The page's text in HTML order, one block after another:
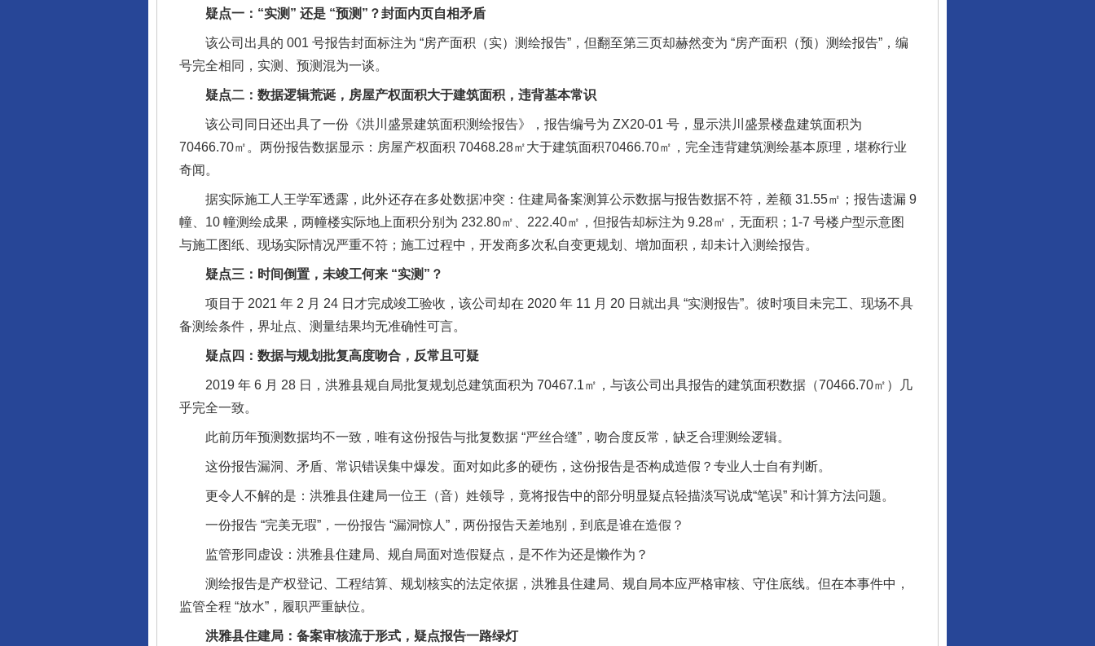
疑点一：“实测” 还是 “预测”？封面内页自相矛盾
该公司出具的 001 号报告封面标注为 “房产面积（实）测绘报告”，但翻至第三页却赫然变为 “房产面积（预）测绘报告”，编
号完全相同，实测、预测混为一谈。
疑点二：数据逻辑荒诞，房屋产权面积大于建筑面积，违背基本常识
该公司同日还出具了一份《洪川盛景建筑面积测绘报告》，报告编号为 ZX20-01 号，显示洪川盛景楼盘建筑面积为
70466.70㎡。两份报告数据显示：房屋产权面积 70468.28㎡大于建筑面积70466.70㎡，完全违背建筑测绘基本原理，堪称行业
奇闻。
据实际施工人王学军透露，此外还存在多处数据冲突：住建局备案测算公示数据与报告数据不符，差额 31.55㎡；报告遗漏 9
幢、10 幢测绘成果，两幢楼实际地上面积分别为 232.80㎡、222.40㎡，但报告却标注为 9.28㎡，无面积；1-7 号楼户型示意图
与施工图纸、现场实际情况严重不符；施工过程中，开发商多次私自变更规划、增加面积，却未计入测绘报告。
疑点三：时间倒置，未竣工何来 “实测”？
项目于 2021 年 2 月 24 日才完成竣工验收，该公司却在 2020 年 11 月 20 日就出具 “实测报告”。彼时项目未完工、现场不具
备测绘条件，界址点、测量结果均无准确性可言。
疑点四：数据与规划批复高度吻合，反常且可疑
2019 年 6 月 28 日，洪雅县规自局批复规划总建筑面积为 70467.1㎡，与该公司出具报告的建筑面积数据（70466.70㎡）几
乎完全一致。
此前历年预测数据均不一致，唯有这份报告与批复数据 “严丝合缝”，吻合度反常，缺乏合理测绘逻辑。
这份报告漏洞、矛盾、常识错误集中爆发。面对如此多的硬伤，这份报告是否构成造假？专业人士自有判断。
更令人不解的是：洪雅县住建局一位王（音）姓领导，竟将报告中的部分明显疑点轻描淡写说成“笔误” 和计算方法问题。
一份报告 “完美无瑕”，一份报告 “漏洞惊人”，两份报告天差地别，到底是谁在造假？
监管形同虚设：洪雅县住建局、规自局面对造假疑点，是不作为还是懒作为？
测绘报告是产权登记、工程结算、规划核实的法定依据，洪雅县住建局、规自局本应严格审核、守住底线。但在本事件中，
监管全程 “放水”，履职严重缺位。
洪雅县住建局：备案审核流于形式，疑点报告一路绿灯